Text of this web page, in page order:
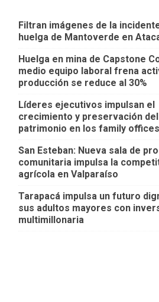
Filtran imágenes de la
huelga de Mantoverde en
Huelga en mina de Capstone
medio equipo laboral frena
producción se reduce al 30%
Líderes ejecutivos impulsan el
crecimiento y preservación del
patrimonio en los family
San Esteban: Nueva sala de
comunitaria impulsa la
agrícola en Valparaíso
Tarapacá impulsa un futuro
sus adultos mayores con
multimillonaria